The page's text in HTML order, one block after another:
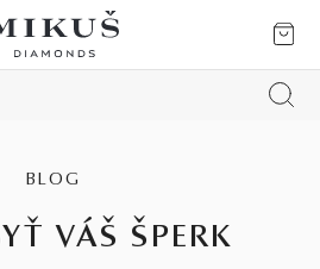
BLOG
VÁŠ ŠPERK